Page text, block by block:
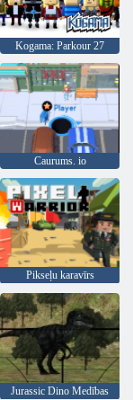
Kogama: Parkour 27
Caurums. io
Pikseļu karavīrs
Jurassic Dino Medības